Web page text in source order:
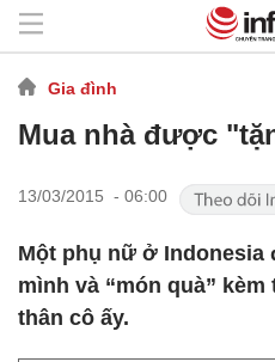
Gia đình
Mua nhà được
13/03/2015 - 06:00
Một phụ nữ ở Indonesia
mình và “món quà”
thân cô ấy.